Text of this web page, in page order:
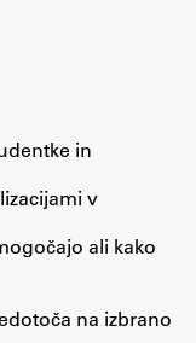
in
v
ali kako
na izbrano